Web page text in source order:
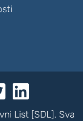

List [SDL]. Sva